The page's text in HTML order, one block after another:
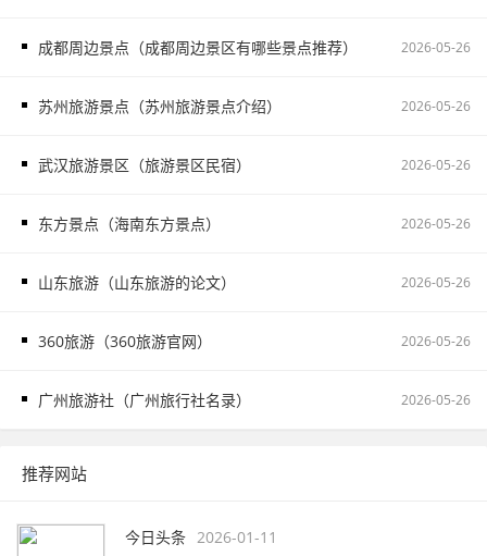
成都周边景点（成都周边景区有哪些景点推荐） 2026-05-26
苏州旅游景点（苏州旅游景点介绍） 2026-05-26
武汉旅游景区（旅游景区民宿） 2026-05-26
东方景点（海南东方景点） 2026-05-26
山东旅游（山东旅游的论文） 2026-05-26
360旅游（360旅游官网） 2026-05-26
广州旅游社（广州旅行社名录） 2026-05-26
推荐网站
今日头条 2026-01-11